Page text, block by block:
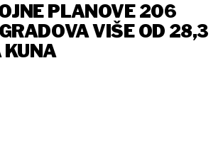
PLANOVE 206
VIŠE OD 28,3
KUNA